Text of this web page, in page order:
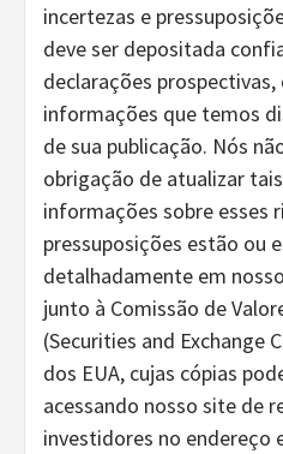
incertezas e
deve ser depositada
declarações prospectivas,
informações que temos
de sua publicação. Nós
obrigação de atualizar
informações sobre esses
pressuposições estão ou
detalhadamente em
junto à Comissão de
(Securities and Exchange
dos EUA, cujas cópias
acessando nosso site de
investidores no endereço